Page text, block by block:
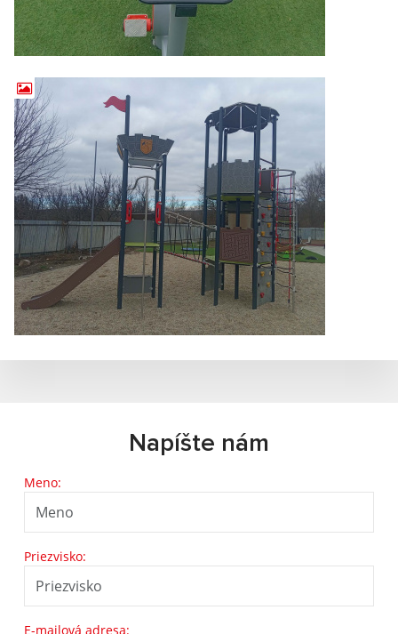
Napíšte nám
Meno:
Priezvisko:
E-mailová adresa: